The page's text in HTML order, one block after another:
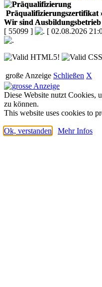
Präqualifizierungszertifikat
Wir sind Ausbildungsbetrieb
[ 55099 ]
[ 02.08.2026
große Anzeige Schließen X
Diese Website nutzt Cookies,
zu können.
This website uses cookies to
Ok, verstanden Mehr Infos